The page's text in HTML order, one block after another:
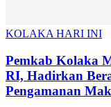
KOLAKA HARI INI
Pemkab Kolaka
RI, Hadirkan
Pengamanan